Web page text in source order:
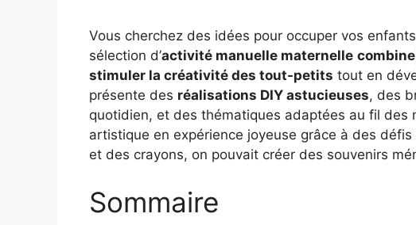
Vous cherchez des idées pour occuper vos
sélection d’activité manuelle maternelle
stimuler la créativité des tout-petits tout en
présente des réalisations DIY astucieuses, des
quotidien, et des thématiques adaptées au fil des
artistique en expérience joyeuse grâce à des
et des crayons, on pouvait créer des souvenirs
Sommaire